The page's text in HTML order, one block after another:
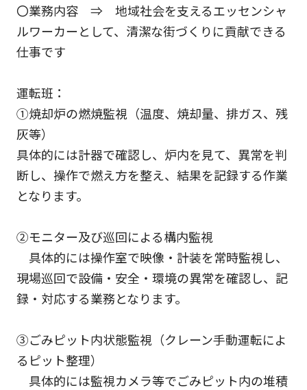
〇業務内容 ⇒ 地域社会を支えるエッセンシャ
ルワーカーとして、清潔な街づくりに貢献できる
仕事です
運転班：
➀焼却炉の燃焼監視（温度、焼却量、排ガス、残
灰等）
具体的には計器で確認し、炉内を見て、異常を判
断し、操作で燃え方を整え、結果を記録する作業
となります。
②モニター及び巡回による構内監視
具体的には操作室で映像・計装を常時監視し、
現場巡回で設備・安全・環境の異常を確認し、記
録・対応する業務となります。
③ごみピット内状態監視（クレーン手動運転によ
るピット整理）
具体的には監視カメラ等でごみピット内の堆積